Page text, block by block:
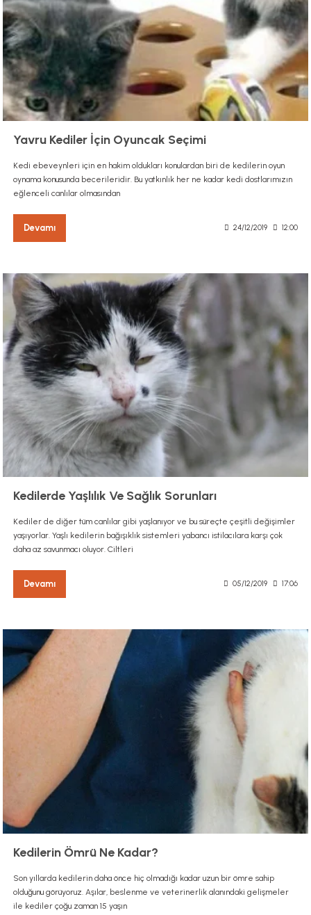
Yavru Kediler İçin Oyuncak Seçimi
Kedi ebeveynleri için en hakim oldukları konulardan biri de kedilerin oyun
oynama konusunda becerileridir. Bu yatkınlık her ne kadar kedi dostlarımızın
eğlenceli canlılar olmasından
Devamı 24/12/2019 12:00
Kedilerde Yaşlılık Ve Sağlık Sorunları
Kediler de diğer tüm canlılar gibi yaşlanıyor ve bu süreçte çeşitli değişimler
yaşıyorlar. Yaşlı kedilerin bağışıklık sistemleri yabancı istilacılara karşı çok
daha az savunmacı oluyor. Ciltleri
Devamı 05/12/2019 17:06
Kedilerin Ömrü Ne Kadar?
Son yıllarda kedilerin daha önce hiç olmadığı kadar uzun bir ömre sahip
olduğunu görüyoruz. Aşılar, beslenme ve veterinerlik alanındaki gelişmeler
ile kediler çoğu zaman 15 yaşın